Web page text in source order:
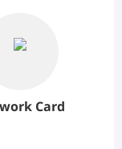
Card